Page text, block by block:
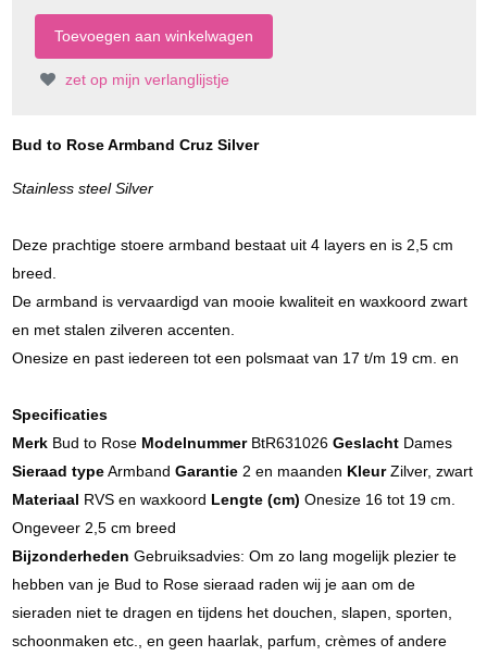
zet op mijn verlanglijstje
Bud to Rose Armband Cruz Silver
Stainless steel Silver
Deze prachtige stoere armband bestaat uit 4 layers en is 2,5 cm
breed.
De armband is vervaardigd van mooie kwaliteit en waxkoord zwart
en met stalen zilveren accenten.
Onesize en past iedereen tot een polsmaat van 17 t/m 19 cm. en
Specificaties
MerkBud to Rose ModelnummerBtR631026 GeslachtDames
Sieraad typeArmband Garantie 2 en maanden KleurZilver, zwart
Materiaal RVS en waxkoord Lengte (cm) Onesize 16 tot 19 cm.
Ongeveer 2,5 cm breed
Bijzonderheden Gebruiksadvies: Om zo lang mogelijk plezier te
hebben van je Bud to Rose sieraad raden wij je aan om de
sieraden niet te dragen en tijdens het douchen, slapen, sporten,
schoonmaken etc., en geen haarlak, parfum, crèmes of andere